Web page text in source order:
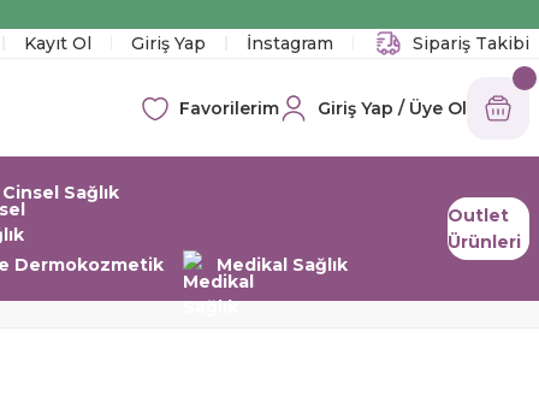
Kayıt Ol Giriş Yap İnstagram Sipariş Takibi
Favorilerim Giriş Yap / Üye Ol
Cinsel Sağlık
Dermokozmetik Medikal Sağlık
Outlet
Ürünleri